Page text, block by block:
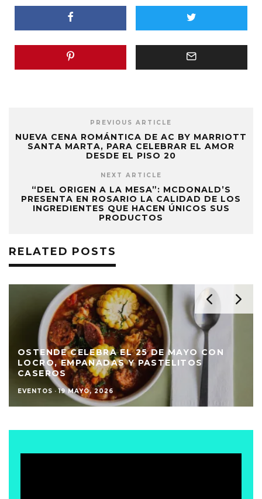
PREVIOUS ARTICLE
NUEVA CENA ROMÁNTICA DE AC BY MARRIOTT
SANTA MARTA, PARA CELEBRAR EL AMOR
DESDE EL PISO 20
NEXT ARTICLE
“DEL ORIGEN A LA MESA”: MCDONALD’S
PRESENTA EN ROSARIO LA CALIDAD DE LOS
INGREDIENTES QUE HACEN ÚNICOS SUS
PRODUCTOS
RELATED POSTS
OSTENDE CELEBRA EL 25 DE MAYO CON
LOCRO, EMPANADAS Y PASTELITOS
CASEROS
EVENTOS · 19 MAYO, 2026